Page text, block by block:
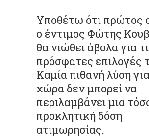
Υποθέτω ότι πρώτος ο
ο έντιμος Φώτης
θα νιώθει άβολα για
πρόσφατες επιλογές
Καμία πιθανή λύση
χώρα δεν μπορεί να
περιλαμβάνει μια
προκλητική δόση
ατιμωρησίας.